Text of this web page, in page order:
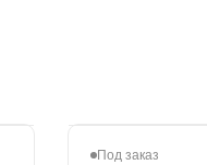
Под заказ